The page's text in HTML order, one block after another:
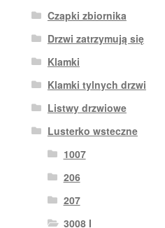
Czapki zbiornika
Drzwi zatrzymują się
Klamki
Klamki tylnych drzwi
Listwy drzwiowe
Lusterko wsteczne
1007
206
207
3008 I